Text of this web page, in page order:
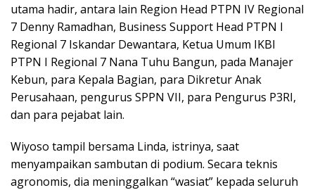
utama hadir, antara lain Region Head PTPN IV Regional
7 Denny Ramadhan, Business Support Head PTPN I
Regional 7 Iskandar Dewantara, Ketua Umum IKBI
PTPN I Regional 7 Nana Tuhu Bangun, pada Manajer
Kebun, para Kepala Bagian, para Dikretur Anak
Perusahaan, pengurus SPPN VII, para Pengurus P3RI,
dan para pejabat lain.
Wiyoso tampil bersama Linda, istrinya, saat
menyampaikan sambutan di podium. Secara teknis
agronomis, dia meninggalkan “wasiat” kepada seluruh